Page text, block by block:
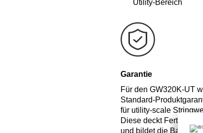
Utility‑Bereich
Garantie
Für den GW320K‑UT
für utility‑scale
Diese deckt
und bildet die Basis für